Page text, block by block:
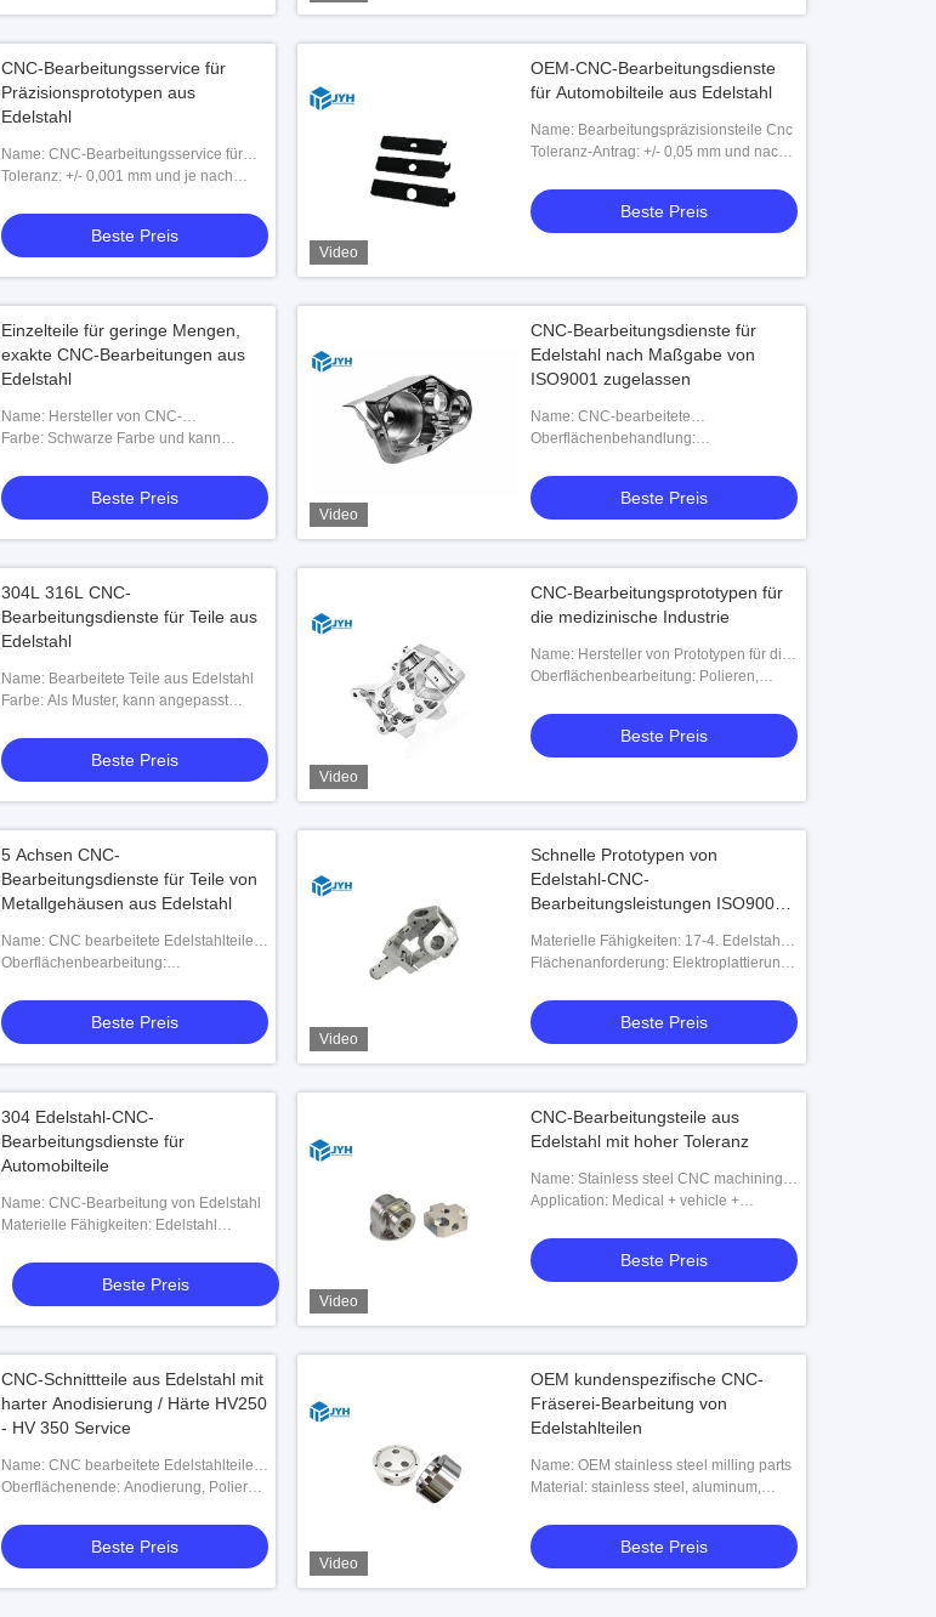
CNC-Bearbeitungsservice für
Präzisionsprototypen aus
Edelstahl
Name: CNC-Bearbeitungsservice für
Präzisionsprototypen aus Edelstahl
Toleranz: +/- 0,001 mm und je nach
Beste Preis
Video
OEM-CNC-Bearbeitungsdienste
für Automobilteile aus Edelstahl
Name: Bearbeitungspräzisionsteile Cnc
Toleranz-Antrag: +/- 0,05 mm und nach
Beste Preis
Einzelteile für geringe Mengen,
exakte CNC-Bearbeitungen aus
Edelstahl
Name: Hersteller von CNC-
Bearbeitungen aus Edelstahl
Farbe: Schwarze Farbe und kann
Beste Preis
Video
CNC-Bearbeitungsdienste für
Edelstahl nach Maßgabe von
ISO9001 zugelassen
Name: CNC-bearbeitete
Edelstahlproben
Oberflächenbehandlung:
Schwarzbeschichtung, Anodisierung,
Sandstrahlen, Polieren und so w
Beste Preis
304L 316L CNC-
Bearbeitungsdienste für Teile aus
Edelstahl
Name: Bearbeitete Teile aus Edelstahl
Farbe: Als Muster, kann angepasst
Beste Preis
Video
CNC-Bearbeitungsprototypen für
die medizinische Industrie
Name: Hersteller von Prototypen für die
CNC-Bearbeitung
Oberflächenbearbeitung: Polieren,
Beste Preis
5 Achsen CNC-
Bearbeitungsdienste für Teile von
Metallgehäusen aus Edelstahl
Name: CNC bearbeitete Edelstahlteile
maschinell
Oberflächenbearbeitung:
Schwarzbeschichtung, Anodisierung,
Sandstrahlen, Polieren und so w
Beste Preis
Video
Schnelle Prototypen von
Edelstahl-CNC-
Bearbeitungsleistungen ISO9001
Materielle Fähigkeiten: 17-4. Edelstahl
304 / Edelstahl 316 / P20
Flächenanforderung: Elektroplattierung,
Anodisierung, Sandstrahlen, Polieren
und so w
Beste Preis
304 Edelstahl-CNC-
Bearbeitungsdienste für
Automobilteile
Name: CNC-Bearbeitung von Edelstahl
Materielle Fähigkeiten: Edelstahl
Stahl usw.
Beste Preis
Video
CNC-Bearbeitungsteile aus
Edelstahl mit hoher Toleranz
Name: Stainless steel CNC machining
parts
Application: Medical + vehicle +
Beste Preis
CNC-Schnittteile aus Edelstahl mit
harter Anodisierung / Härte HV250
- HV 350 Service
Name: CNC bearbeitete Edelstahlteile
maschinell
Oberflächenende: Anodierung, Polieren,
Pulverbeschichtung
Beste Preis
Video
OEM kundenspezifische CNC-
Fräserei-Bearbeitung von
Edelstahlteilen
Name: OEM stainless steel milling parts
Material: stainless steel, aluminum,
Beste Preis